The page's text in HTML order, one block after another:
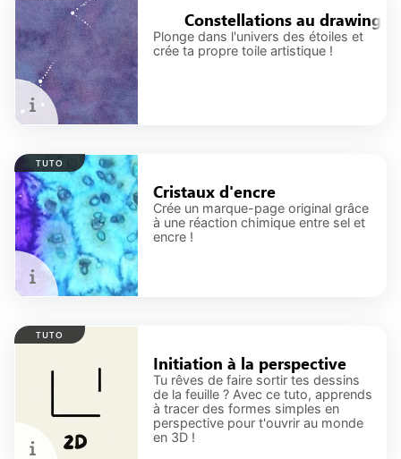
drawing gum Constellations au drawing gum
Plonge dans l'univers des étoiles et
crée ta propre toile artistique !
TUTO
Cristaux d'encre
Crée un marque-page original grâce
à une réaction chimique entre sel et
encre !
TUTO
Initiation à la perspective
Tu rêves de faire sortir tes dessins
de la feuille ? Avec ce tuto, apprends
à tracer des formes simples en
perspective pour t'ouvrir au monde
en 3D !